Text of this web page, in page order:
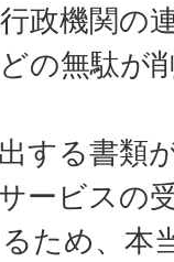
政機関の
の無駄が
する書類
ービスの
ため、本